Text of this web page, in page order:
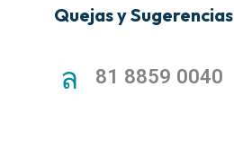
Quejas y Sugerencias
81 8859 0040